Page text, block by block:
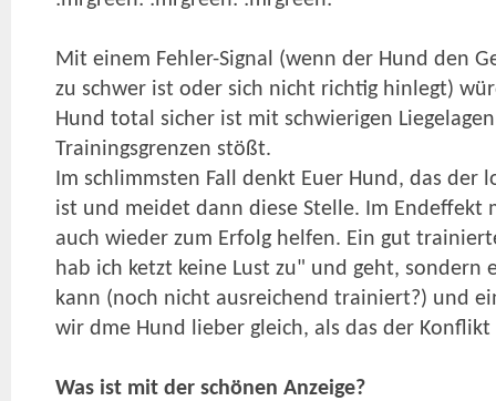
Mit einem Fehler-Signal (wenn der Hund den
zu schwer ist oder sich nicht richtig hinlegt)
Hund total sicher ist mit schwierigen
Trainingsgrenzen stößt.
Im schlimmsten Fall denkt Euer Hund, das der
ist und meidet dann diese Stelle. Im Endeffekt
auch wieder zum Erfolg helfen. Ein gut
hab ich ketzt keine Lust zu" und geht, sondern
kann (noch nicht ausreichend trainiert?) und
wir dme Hund lieber gleich, als das der
Was ist mit der schönen Anzeige?